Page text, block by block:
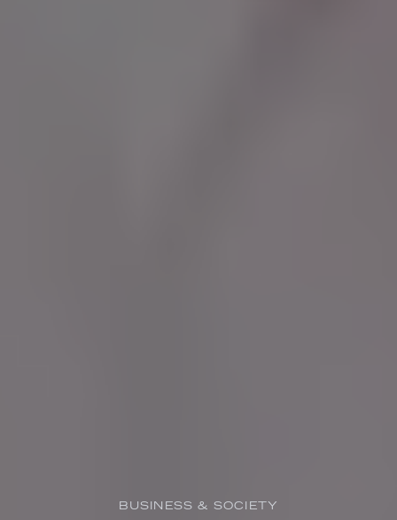
BUSINESS & SOCIETY